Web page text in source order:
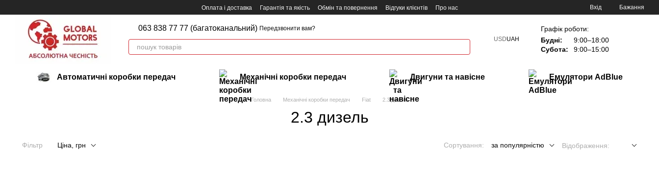
Оплата і доставка Гарантія та якість Обмін та повернення Відгуки клієнтів Про нас Вхід Бажання
063 838 77 77 (багатоканальний) Передзвонити вам?
USDUAH
Графік роботи:
Будні:
9:00–18:00
Субота:
9:00–15:00
Автоматичні коробки передач Механічні коробки передач Двигуни та навісне Емулятори AdBlue
Головна Механічні коробки передач Fiat 2.3 дизель
2.3 дизель
Фільтр Ціна, грн Сортування: за популярністю Відображення: